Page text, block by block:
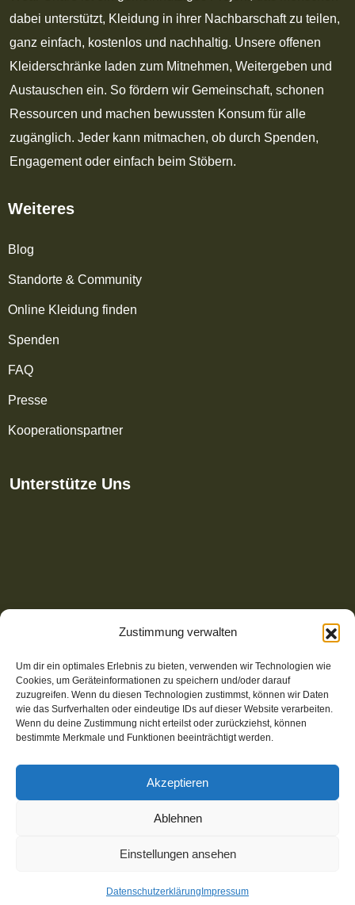
Zustimmung verwalten
Um dir ein optimales Erlebnis zu bieten, verwenden wir Technologien wie
Cookies, um Geräteinformationen zu speichern und/oder darauf
zuzugreifen. Wenn du diesen Technologien zustimmst, können wir Daten
wie das Surfverhalten oder eindeutige IDs auf dieser Website verarbeiten.
Wenn du deine Zustimmung nicht erteilst oder zurückziehst, können
bestimmte Merkmale und Funktionen beeinträchtigt werden.
Akzeptieren
Ablehnen
Einstellungen ansehen
Datenschutzerklärung Impressum
dabei unterstützt, Kleidung in ihrer Nachbarschaft zu teilen,
ganz einfach, kostenlos und nachhaltig. Unsere offenen
Kleiderschränke laden zum Mitnehmen, Weitergeben und
Austauschen ein. So fördern wir Gemeinschaft, schonen
Ressourcen und machen bewussten Konsum für alle
zugänglich. Jeder kann mitmachen, ob durch Spenden,
Engagement oder einfach beim Stöbern.
Weiteres
Blog
Standorte & Community
Online Kleidung finden
Spenden
FAQ
Presse
Kooperationspartner
Unterstütze Uns
© 2025-2026 Wear-Share | Website mit Open Source CMS,
klimafreundlich gehostet bei STRATO | Umsetzung: